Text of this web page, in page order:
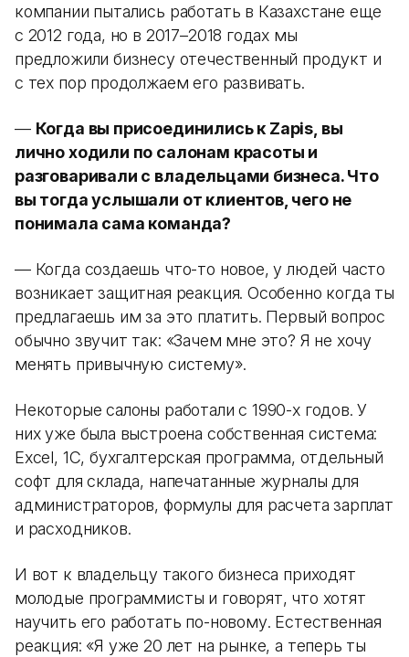
компании пытались работать в Казахстане еще
с 2012 года, но в 2017–2018 годах мы
предложили бизнесу отечественный продукт и
с тех пор продолжаем его развивать.
— Когда вы присоединились к Zapis, вы
лично ходили по салонам красоты и
разговаривали с владельцами бизнеса. Что
вы тогда услышали от клиентов, чего не
понимала сама команда?
— Когда создаешь что-то новое, у людей часто
возникает защитная реакция. Особенно когда ты
предлагаешь им за это платить. Первый вопрос
обычно звучит так: «Зачем мне это? Я не хочу
менять привычную систему».
Некоторые салоны работали с 1990-х годов. У
них уже была выстроена собственная система:
Excel, 1С, бухгалтерская программа, отдельный
софт для склада, напечатанные журналы для
администраторов, формулы для расчета зарплат
и расходников.
И вот к владельцу такого бизнеса приходят
молодые программисты и говорят, что хотят
научить его работать по-новому. Естественная
реакция: «Я уже 20 лет на рынке, а теперь ты